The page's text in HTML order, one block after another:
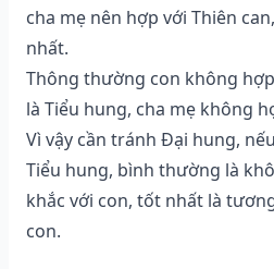
cha mẹ nên hợp với Thiên
nhất.
Thông thường con không
là Tiểu hung, cha mẹ không
Vì vậy cần tránh Đại hung,
Tiểu hung, bình thường là
khắc với con, tốt nhất là
con.